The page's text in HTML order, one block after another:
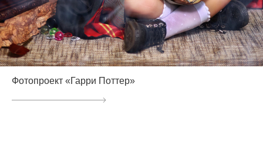
Фотопроект «Гарри Поттер»